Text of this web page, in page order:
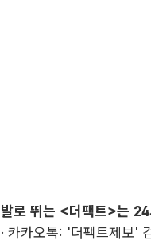
발로 뛰는 <더팩트>는
· 카카오톡: '더팩트제보'